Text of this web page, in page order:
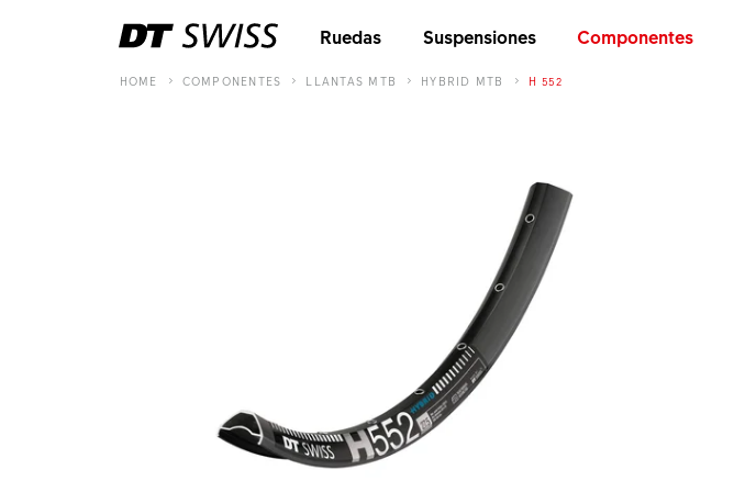
Ruedas Suspensiones Componentes
HOME COMPONENTES LLANTAS MTB HYBRID MTB H 552